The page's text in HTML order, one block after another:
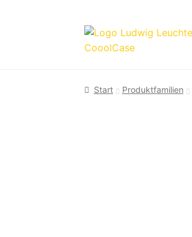
Zur
Navigation
Zum
Inhalt
Start Produktfamilien